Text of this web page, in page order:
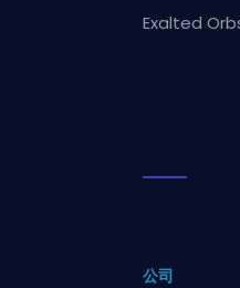
Exalted
公司